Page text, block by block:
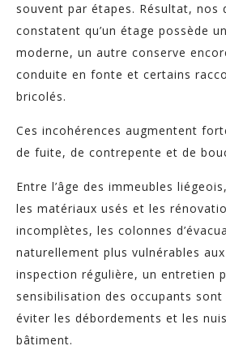
souvent par étapes. Résultat, nos
constatent qu’un étage possède
moderne, un autre conserve
conduite en fonte et certains
bricolés.
Ces incohérences augmentent
de fuite, de contrepente et de
Entre l’âge des immeubles
les matériaux usés et les
incomplètes, les colonnes
naturellement plus vulnérables
inspection régulière, un entretien
sensibilisation des occupants
éviter les débordements et les
bâtiment.